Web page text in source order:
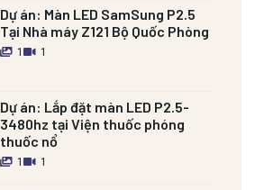
Dự án: Màn LED SamSung P2.5
Tại Nhà máy Z121 Bộ Quốc Phòng
1 1
Dự án: Lắp đặt màn LED P2.5-
3480hz tại Viện thuốc phóng
thuốc nổ
1 1